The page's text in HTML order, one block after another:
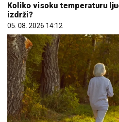
Koliko visoku temperaturu
izdrži?
05. 08. 2026 14:12